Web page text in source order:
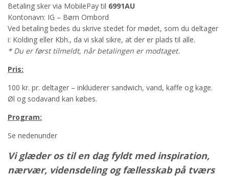
Betaling sker via MobilePay til 6991AU
Kontonavn: IG – Børn Ombord
Ved betaling bedes du skrive stedet for mødet, som du deltager
i: Kolding eller Kbh., da vi skal sikre, at der er plads til alle.
* Du er først tilmeldt, når betalingen er modtaget.
Pris:
100 kr. pr. deltager – inkluderer sandwich, vand, kaffe og kage.
Øl og sodavand kan købes.
Program:
Se nedenunder
Vi glæder os til en dag fyldt med inspiration,
nærvær, vidensdeling og fællesskab på tværs